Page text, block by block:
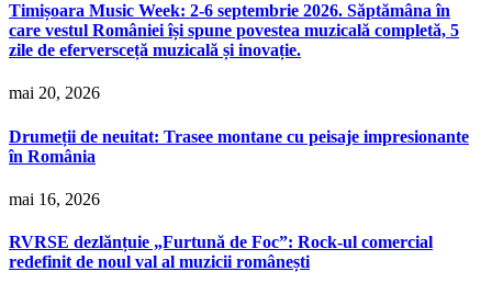
Timișoara Music Week: 2-6 septembrie 2026. Săptămâna în
care vestul României își spune povestea muzicală completă, 5
zile de eferversceță muzicală și inovație.
mai 20, 2026
Drumeții de neuitat: Trasee montane cu peisaje impresionante
în România
mai 16, 2026
RVRSE dezlănțuie „Furtună de Foc”: Rock-ul comercial
redefinit de noul val al muzicii românești